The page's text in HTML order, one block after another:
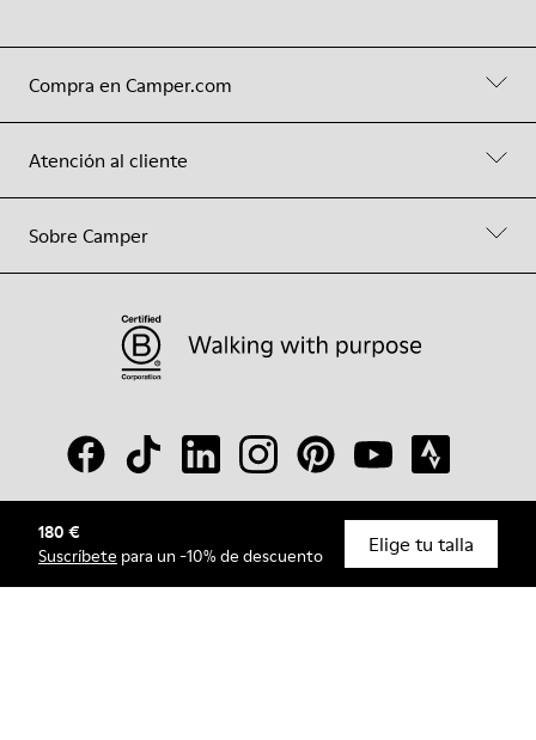
180 €
Suscríbete para un -10% de descuento Elige tu talla
Compra en Camper.com
Atención al cliente
Sobre Camper
© Camper, 2026